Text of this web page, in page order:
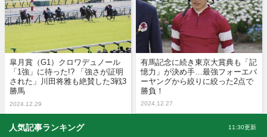
皐月賞（G1）クロワデュノール
「1強」に待った!? 「強さが証明
された」川田将雅も絶賛した3戦3
勝馬
2024.12.29
有馬記念に続き東京大賞典も「記
憶力」が決め手…最強フォーエバ
ーヤングから絞りに絞った2点で
勝負！
2024.12.27
人気記事ランキング 11:30更新